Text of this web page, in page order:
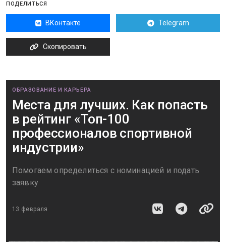
ПОДЕЛИТЬСЯ
ВКонтакте Telegram
Скопировать
ОБРАЗОВАНИЕ И КАРЬЕРА
Места для лучших. Как попасть
в рейтинг «Топ-100
профессионалов спортивной
индустрии»
Помогаем определиться с номинацией и подать
заявку
13 февраля